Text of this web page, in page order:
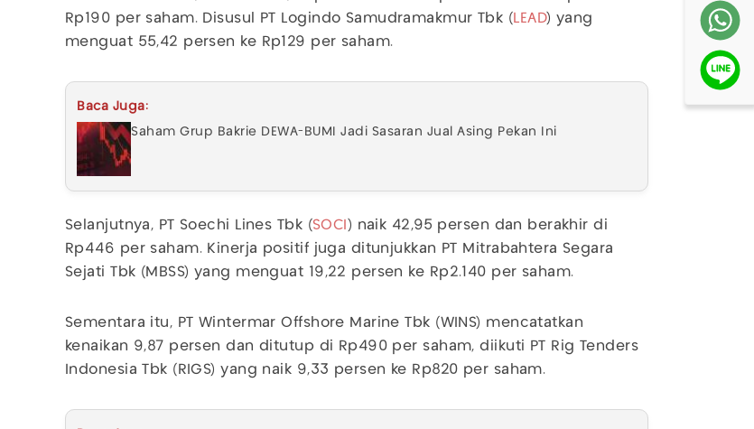
Rp190 per saham. Disusul PT Logindo Samudramakmur Tbk ( LEAD) yang
menguat 55,42 persen ke Rp129 per saham.
Baca Juga:
Saham Grup Bakrie DEWA-BUMI Jadi Sasaran Jual Asing Pekan Ini
Selanjutnya, PT Soechi Lines Tbk (SOCI ) naik 42,95 persen dan berakhir di
Rp446 per saham. Kinerja positif juga ditunjukkan PT Mitrabahtera Segara
Sejati Tbk (MBSS) yang menguat 19,22 persen ke Rp2.140 per saham.
Sementara itu, PT Wintermar Offshore Marine Tbk (WINS) mencatatkan
kenaikan 9,87 persen dan ditutup di Rp490 per saham, diikuti PT Rig Tenders
Indonesia Tbk (RIGS) yang naik 9,33 persen ke Rp820 per saham.